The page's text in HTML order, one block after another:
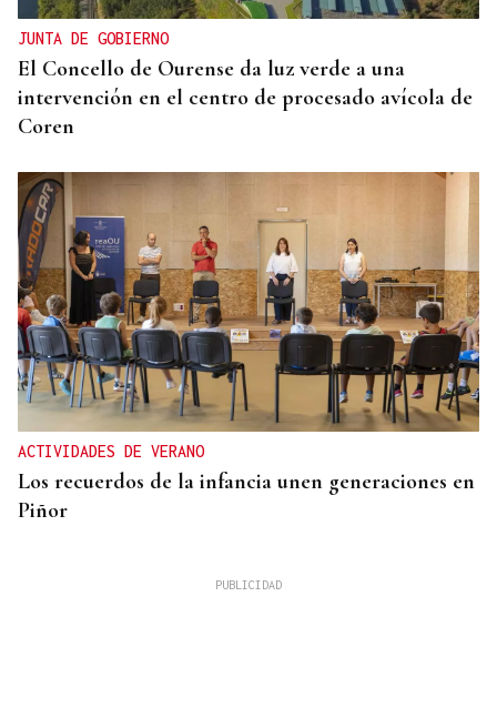
JUNTA DE GOBIERNO
El Concello de Ourense da luz verde a una
intervención en el centro de procesado avícola de
Coren
ACTIVIDADES DE VERANO
Los recuerdos de la infancia unen generaciones en
Piñor